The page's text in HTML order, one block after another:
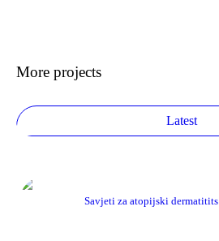
More projects
Latest
Savjeti za atopijski dermatitits